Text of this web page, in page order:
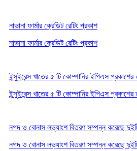
নাভানা ফার্মার ক্রেডিট রেটিং প্রকাশ
নাভানা ফার্মার ক্রেডিট রেটিং প্রকাশ
ইন্সুইরেন্স খাতের ৫ টি কোম্পানির ইপিএস প্রকাশের
ইন্সুইরেন্স খাতের ৫ টি কোম্পানির ইপিএস প্রকাশের
নগদ ও বোনাস লভ্যাংশ বিতরণ সম্পন্ন করেছে
নগদ ও বোনাস লভ্যাংশ বিতরণ সম্পন্ন করেছে